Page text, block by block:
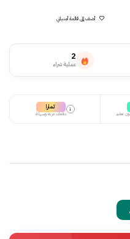
أضف إلى قائمة أمنياتي
2
عملية شراء
i تمارا
دفعات مرنة وسهلة